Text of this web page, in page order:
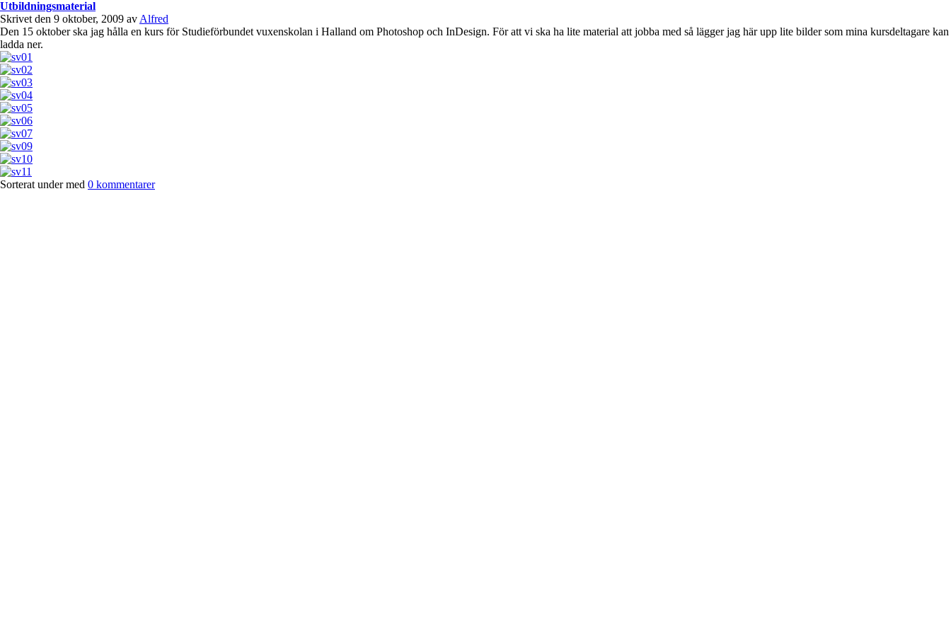
Utbildningsmaterial
Skrivet den 9 oktober, 2009 av Alfred
Den 15 oktober ska jag hålla en kurs för Studieförbundet vuxenskolan i Halland om Photoshop och InDesign. För att vi ska ha lite material att jobba med så lägger jag här upp lite bilder som mina kursdeltagare kan
ladda ner.
Sorterat under med 0 kommentarer